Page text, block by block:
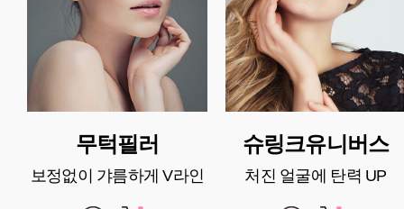
무턱필러
보정없이 갸름하게 V라인
슈링크유니버스
처진 얼굴에 탄력 UP